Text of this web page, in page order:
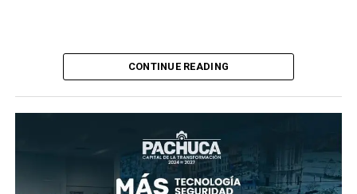
CONTINUE READING